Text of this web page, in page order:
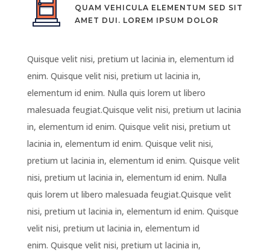
QUAM VEHICULA ELEMENTUM SED SIT
AMET DUI. LOREM IPSUM DOLOR
Quisque velit nisi, pretium ut lacinia in, elementum id
enim. Quisque velit nisi, pretium ut lacinia in,
elementum id enim. Nulla quis lorem ut libero
malesuada feugiat.Quisque velit nisi, pretium ut lacinia
in, elementum id enim. Quisque velit nisi, pretium ut
lacinia in, elementum id enim. Quisque velit nisi,
pretium ut lacinia in, elementum id enim. Quisque velit
nisi, pretium ut lacinia in, elementum id enim. Nulla
quis lorem ut libero malesuada feugiat.Quisque velit
nisi, pretium ut lacinia in, elementum id enim. Quisque
velit nisi, pretium ut lacinia in, elementum id
enim. Quisque velit nisi, pretium ut lacinia in,